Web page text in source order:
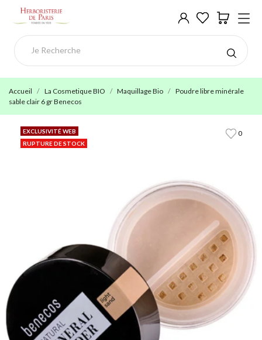
Accueil La Cosmetique BIO Maquillage Bio
Poudre libre minérale
sable clair 6 gr Benecos
0
EXCLUSIVITÉ WEB
RUPTURE DE STOCK